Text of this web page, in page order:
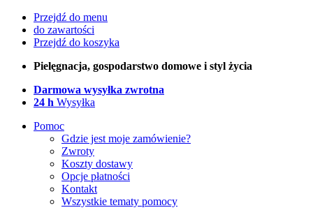
Przejdź do menu
do zawartości
Przejdź do koszyka
Pielęgnacja, gospodarstwo domowe i styl życia
Darmowa wysyłka zwrotna
24 h Wysyłka
Pomoc
Gdzie jest moje zamówienie?
Zwroty
Koszty dostawy
Opcje płatności
Kontakt
Wszystkie tematy pomocy